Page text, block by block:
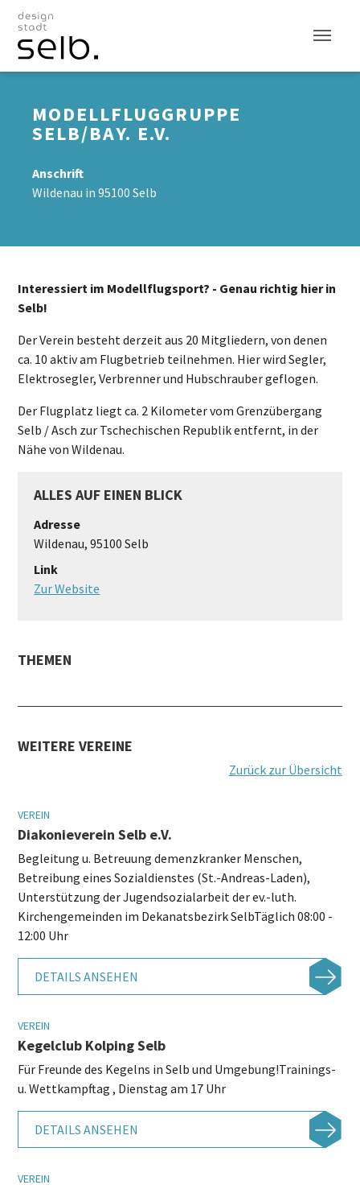
Zum Hauptinhalt
MODELLFLUGGRUPPE
SELB/BAY. E.V.
Anschrift
Wildenau in 95100 Selb
Interessiert im Modellflugsport? - Genau richtig hier in
Selb!
Der Verein besteht derzeit aus 20 Mitgliedern, von denen
ca. 10 aktiv am Flugbetrieb teilnehmen. Hier wird Segler,
Elektrosegler, Verbrenner und Hubschrauber geflogen.
Der Flugplatz liegt ca. 2 Kilometer vom Grenzübergang
Selb / Asch zur Tschechischen Republik entfernt, in der
Nähe von Wildenau.
ALLES AUF EINEN BLICK
Adresse
Wildenau, 95100 Selb
Link
Zur Website
THEMEN
WEITERE VEREINE
Zurück zur Übersicht
VEREIN
Diakonieverein Selb e.V.
Begleitung u. Betreuung demenzkranker Menschen,
Betreibung eines Sozialdienstes (St.-Andreas-Laden),
Unterstützung der Jugendsozialarbeit der ev.-luth.
Kirchengemeinden im Dekanatsbezirk SelbTäglich 08:00 -
12:00 Uhr
DETAILS ANSEHEN
VEREIN
Kegelclub Kolping Selb
Für Freunde des Kegelns in Selb und Umgebung!Trainings-
u. Wettkampftag , Dienstag am 17 Uhr
DETAILS ANSEHEN
VEREIN